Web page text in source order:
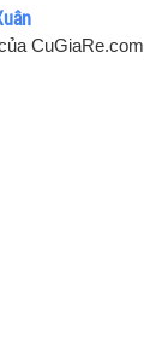
CuGiaRe.com